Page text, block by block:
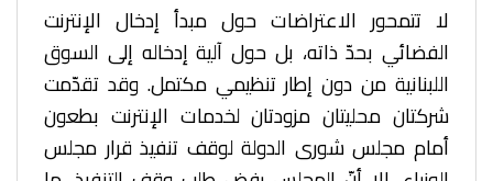
لا تتمحور الاعتراضات حول مبدأ إدخال الإنترنت
الفضائي بحدّ ذاته، بل حول آلية إدخاله إلى السوق
اللبنانية من دون إطار تنظيمي مكتمل. وقد تقدّمت
شركتان محليتان مزودتان لخدمات الإنترنت بطعون
أمام مجلس شورى الدولة لوقف تنفيذ قرار مجلس